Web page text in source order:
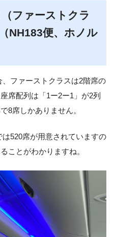
ファーストクラ
NH183便、ホノル
ファーストクラスは2階席の
席配列は「1ー2ー1」が2列
8席しかありません。
520席が用意されていますの
ことがわかりますね。